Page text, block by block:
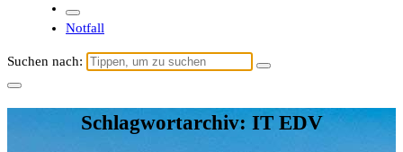
Notfall
Suchen nach:
Schlagwortarchiv: IT EDV